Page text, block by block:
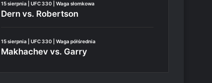
15 sierpnia | UFC 330 | Waga słomkowa
Dern vs. Robertson
15 sierpnia | UFC 330 | Waga półśrednia
Makhachev vs. Garry